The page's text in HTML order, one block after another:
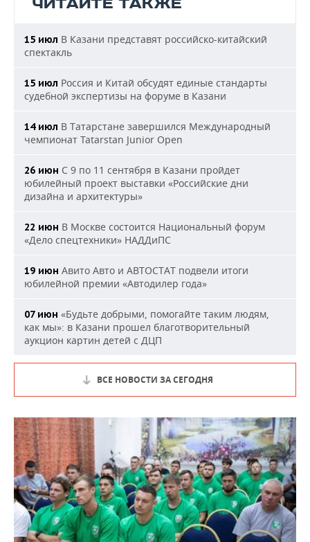
ЧИТАЙТЕ ТАКЖЕ
15 июл В Казани представят российско-китайский
спектакль
15 июл Россия и Китай обсудят единые стандарты
судебной экспертизы на форуме в Казани
14 июл В Татарстане завершился Международный
чемпионат Tatarstan Junior Open
26 июн С 9 по 11 сентября в Казани пройдет
юбилейный проект выставки «Российские дни
дизайна и архитектуры»
22 июн В Москве состоится Национальный форум
«Дело спецтехники» НАДДиПС
19 июн Авито Авто и АВТОСТАТ подвели итоги
юбилейной премии «Автодилер года»
07 июн «Будьте добрыми, помогайте таким людям,
как мы»: в Казани прошел благотворительный
аукцион картин детей с ДЦП
ВСЕ НОВОСТИ ЗА СЕГОДНЯ